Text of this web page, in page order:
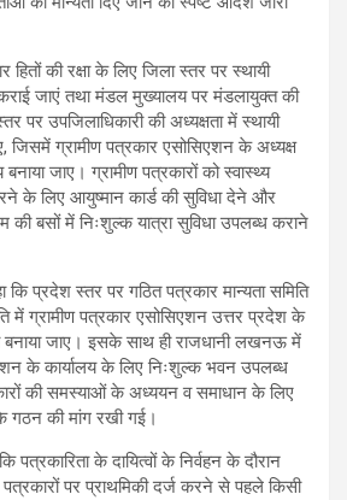
हितों की रक्षा के लिए जिला स्तर पर स्थायी
जाएं तथा मंडल मुख्यालय पर मंडलायुक्त की
पर उपजिलाधिकारी की अध्यक्षता में स्थायी
जिसमें ग्रामीण पत्रकार एसोसिएशन के अध्यक्ष
जाए। ग्रामीण पत्रकारों को स्वास्थ्य
के लिए आयुष्मान कार्ड की सुविधा देने और
की बसों में निःशुल्क यात्रा सुविधा उपलब्ध कराने
प्रदेश स्तर पर गठित पत्रकार मान्यता समिति
में ग्रामीण पत्रकार एसोसिएशन उत्तर प्रदेश के
बनाया जाए। इसके साथ ही राजधानी लखनऊ में
के कार्यालय के लिए निःशुल्क भवन उपलब्ध
की समस्याओं के अध्ययन व समाधान के लिए
गठन की मांग रखी गई।
पत्रकारिता के दायित्वों के निर्वहन के दौरान
पत्रकारों पर प्राथमिकी दर्ज करने से पहले किसी